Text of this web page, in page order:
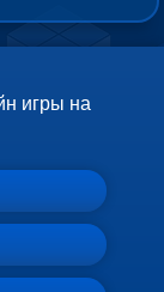
игры на